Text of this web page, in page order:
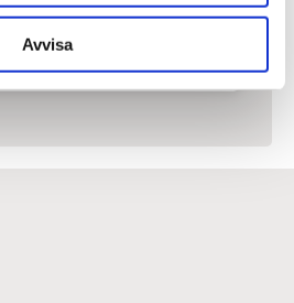
Avvisa